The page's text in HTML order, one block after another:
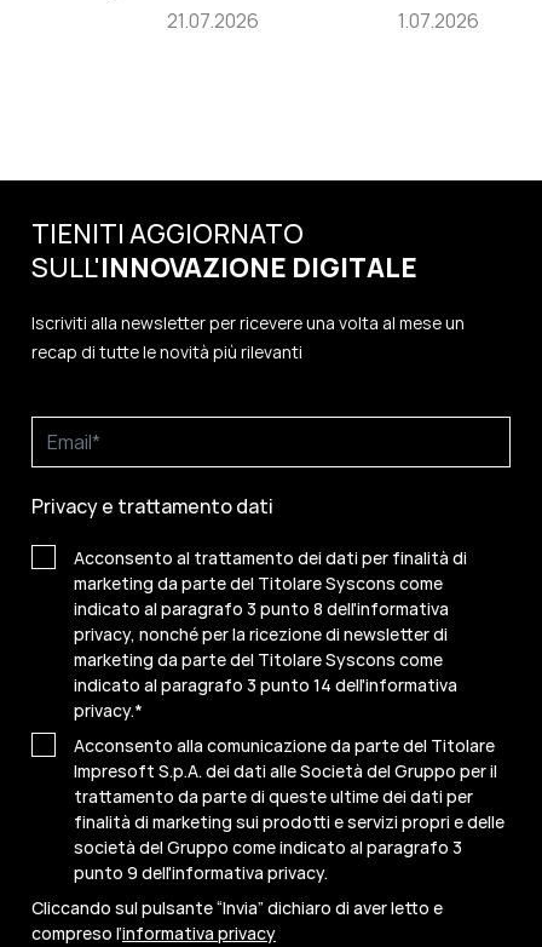
21.07.2026 1.07.2026
TIENITI AGGIORNATO
SULL'INNOVAZIONE DIGITALE
Iscriviti alla newsletter per ricevere una volta al mese un
recap di tutte le novità più rilevanti
Privacy e trattamento dati
Acconsento al trattamento dei dati per finalità di
marketing da parte del Titolare Syscons come
indicato al paragrafo 3 punto 8 dell'informativa
privacy, nonché per la ricezione di newsletter di
marketing da parte del Titolare Syscons come
indicato al paragrafo 3 punto 14 dell'informativa
privacy.*
Acconsento alla comunicazione da parte del Titolare
Impresoft S.p.A. dei dati alle Società del Gruppo per il
trattamento da parte di queste ultime dei dati per
finalità di marketing sui prodotti e servizi propri e delle
società del Gruppo come indicato al paragrafo 3
punto 9 dell'informativa privacy.
Cliccando sul pulsante “Invia” dichiaro di aver letto e
compreso l’informativa privacy